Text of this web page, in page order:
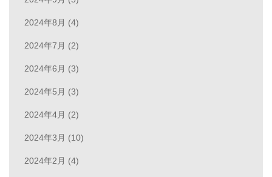
2024年8月 (4)
2024年7月 (2)
2024年6月 (3)
2024年5月 (3)
2024年4月 (2)
2024年3月 (10)
2024年2月 (4)